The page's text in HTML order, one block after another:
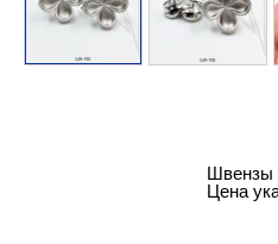
Швензы
Цена